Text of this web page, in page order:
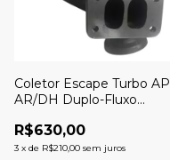
Coletor Escape Turbo AP
AR/DH Duplo-Fluxo
R$630,00
3 x de R$210,00 sem juros